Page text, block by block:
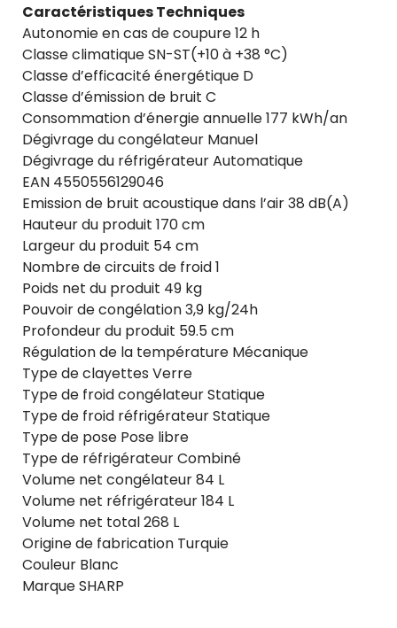
Caractéristiques Techniques
Autonomie en cas de coupure 12 h
Classe climatique SN-ST(+10 à +38 °C)
Classe d’efficacité énergétique D
Classe d’émission de bruit C
Consommation d’énergie annuelle 177 kWh/an
Dégivrage du congélateur Manuel
Dégivrage du réfrigérateur Automatique
EAN 4550556129046
Emission de bruit acoustique dans l’air 38 dB(A)
Hauteur du produit 170 cm
Largeur du produit 54 cm
Nombre de circuits de froid 1
Poids net du produit 49 kg
Pouvoir de congélation 3,9 kg/24h
Profondeur du produit 59.5 cm
Régulation de la température Mécanique
Type de clayettes Verre
Type de froid congélateur Statique
Type de froid réfrigérateur Statique
Type de pose Pose libre
Type de réfrigérateur Combiné
Volume net congélateur 84 L
Volume net réfrigérateur 184 L
Volume net total 268 L
Origine de fabrication Turquie
Couleur Blanc
Marque SHARP